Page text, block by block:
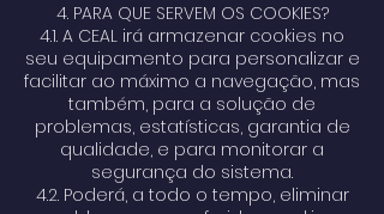
4. PARA QUE SERVEM OS COOKIES?
4.1. A CEAL irá armazenar cookies no
seu equipamento para personalizar e
facilitar ao máximo a navegação, mas
também, para a solução de
problemas, estatísticas, garantia de
qualidade, e para monitorar a
segurança do sistema.
4.2. Poderá, a todo o tempo, eliminar